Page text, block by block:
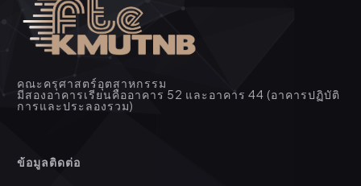
คณะครุศาสตร์อุตสาหกรรม
มีสองอาคารเรียนคืออาคาร 52 และอาคาร 44 (อาคารปฏิบัติ
การและประลองรวม)
ข้อมูลติดต่อ